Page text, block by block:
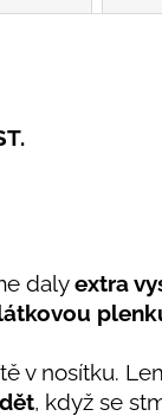
dalyextra
v nosítku.
, když se